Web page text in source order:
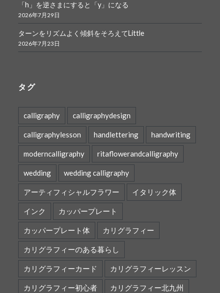
「h」を逆さまにすると「y」になる
2026年7月29日
ターンをリズムよく傾斜をそろえてLittle
2026年7月23日
タグ
calligraphy calligraphydesign
calligraphylesson handlettering handwriting
moderncalligraphy ritaflowerandcalligraphy
wedding wedding calligraphy
アーティフィシャルフラワー イタリック体
インク カッパープレート
カッパープレート体 カリグラフィー
カリグラフィーのある暮らし
カリグラフィーカード カリグラフィーレッスン
カリグラフィー初心者 カリグラフィー北九州